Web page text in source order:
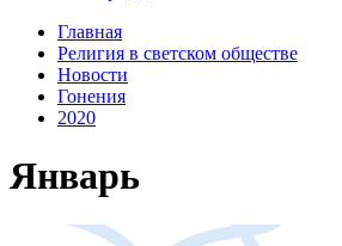
Главная
Религия в светском обществе
Новости
Гонения
2020
Январь